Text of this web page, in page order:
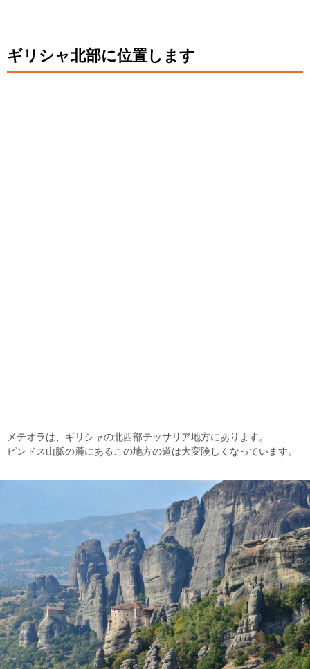
ギリシャ北部に位置します
メテオラは、ギリシャの北西部テッサリア地方にあります。
ピンドス山脈の麓にあるこの地方の道は大変険しくなっています。